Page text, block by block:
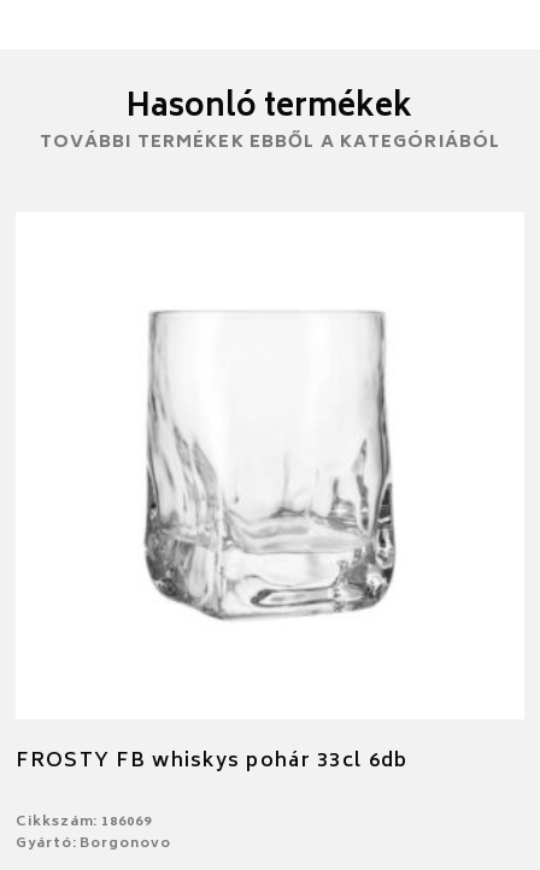
Hasonló termékek
TOVÁBBI TERMÉKEK EBBŐL A KATEGÓRIÁBÓL
FROSTY FB whiskys pohár 33cl 6db
Cikkszám: 186069
Gyártó: Borgonovo